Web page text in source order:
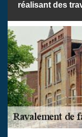
réalisant des